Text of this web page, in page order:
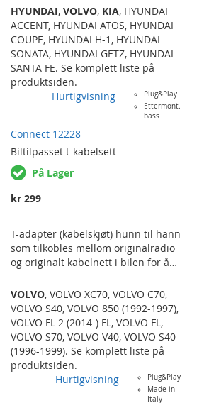
uten å klippe i det originale
kabelnettet. Dette kan være f.eks
ettermontering av forsterker for
basskasse på høyttalerkablene ved
bruk høynivå-innganger på
forsterkeren, ettermontering av FM-
modulator eller DAB-adapter. Med
denne kabelskjøten kan man enkelt
høyttalersignal (inn og ut) i biler
hvor man vil beholde den
originale…
HYUNDAI, VOLVO, KIA, HYUNDAI
ACCENT, HYUNDAI ATOS, HYUNDAI
COUPE, HYUNDAI H-1 , HYUNDAI
SONATA, HYUNDAI GETZ, HYUNDAI
SANTA FE. Se komplett liste på
produktsiden.
Hurtigvisning
Plug&Play
Ettermont.
bass
Connect 12228
Biltilpasset t-kabelsett
På Lager
kr 299
T-adapter (kabelskjøt) hunn til hann
som tilkobles mellom originalradio
og originalt kabelnett i bilen for å
uten å klippe i det originale
kabelnettet. Dette kan være f.eks
ettermontering av forsterker for
basskasse på høyttalerkablene ved
bruk høynivå-innganger på
forsterkeren, ettermontering av FM-
modulator eller DAB-adapter. Med
denne kabelskjøten kan man enkelt
VOLVO, VOLVO XC70, VOLVO C70,
VOLVO S40, VOLVO 850 (1992-1997),
VOLVO FL 2 (2014-) FL, VOLVO FL,
VOLVO S70, VOLVO V40, VOLVO S40
(1996-1999). Se komplett liste på
produktsiden.
Hurtigvisning
Plug&Play
Made in
Italy